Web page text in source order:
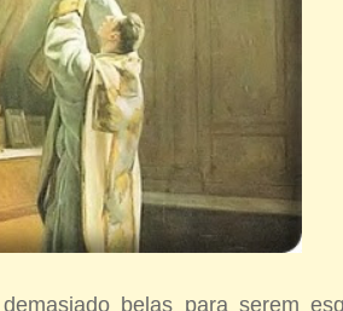
belas para serem